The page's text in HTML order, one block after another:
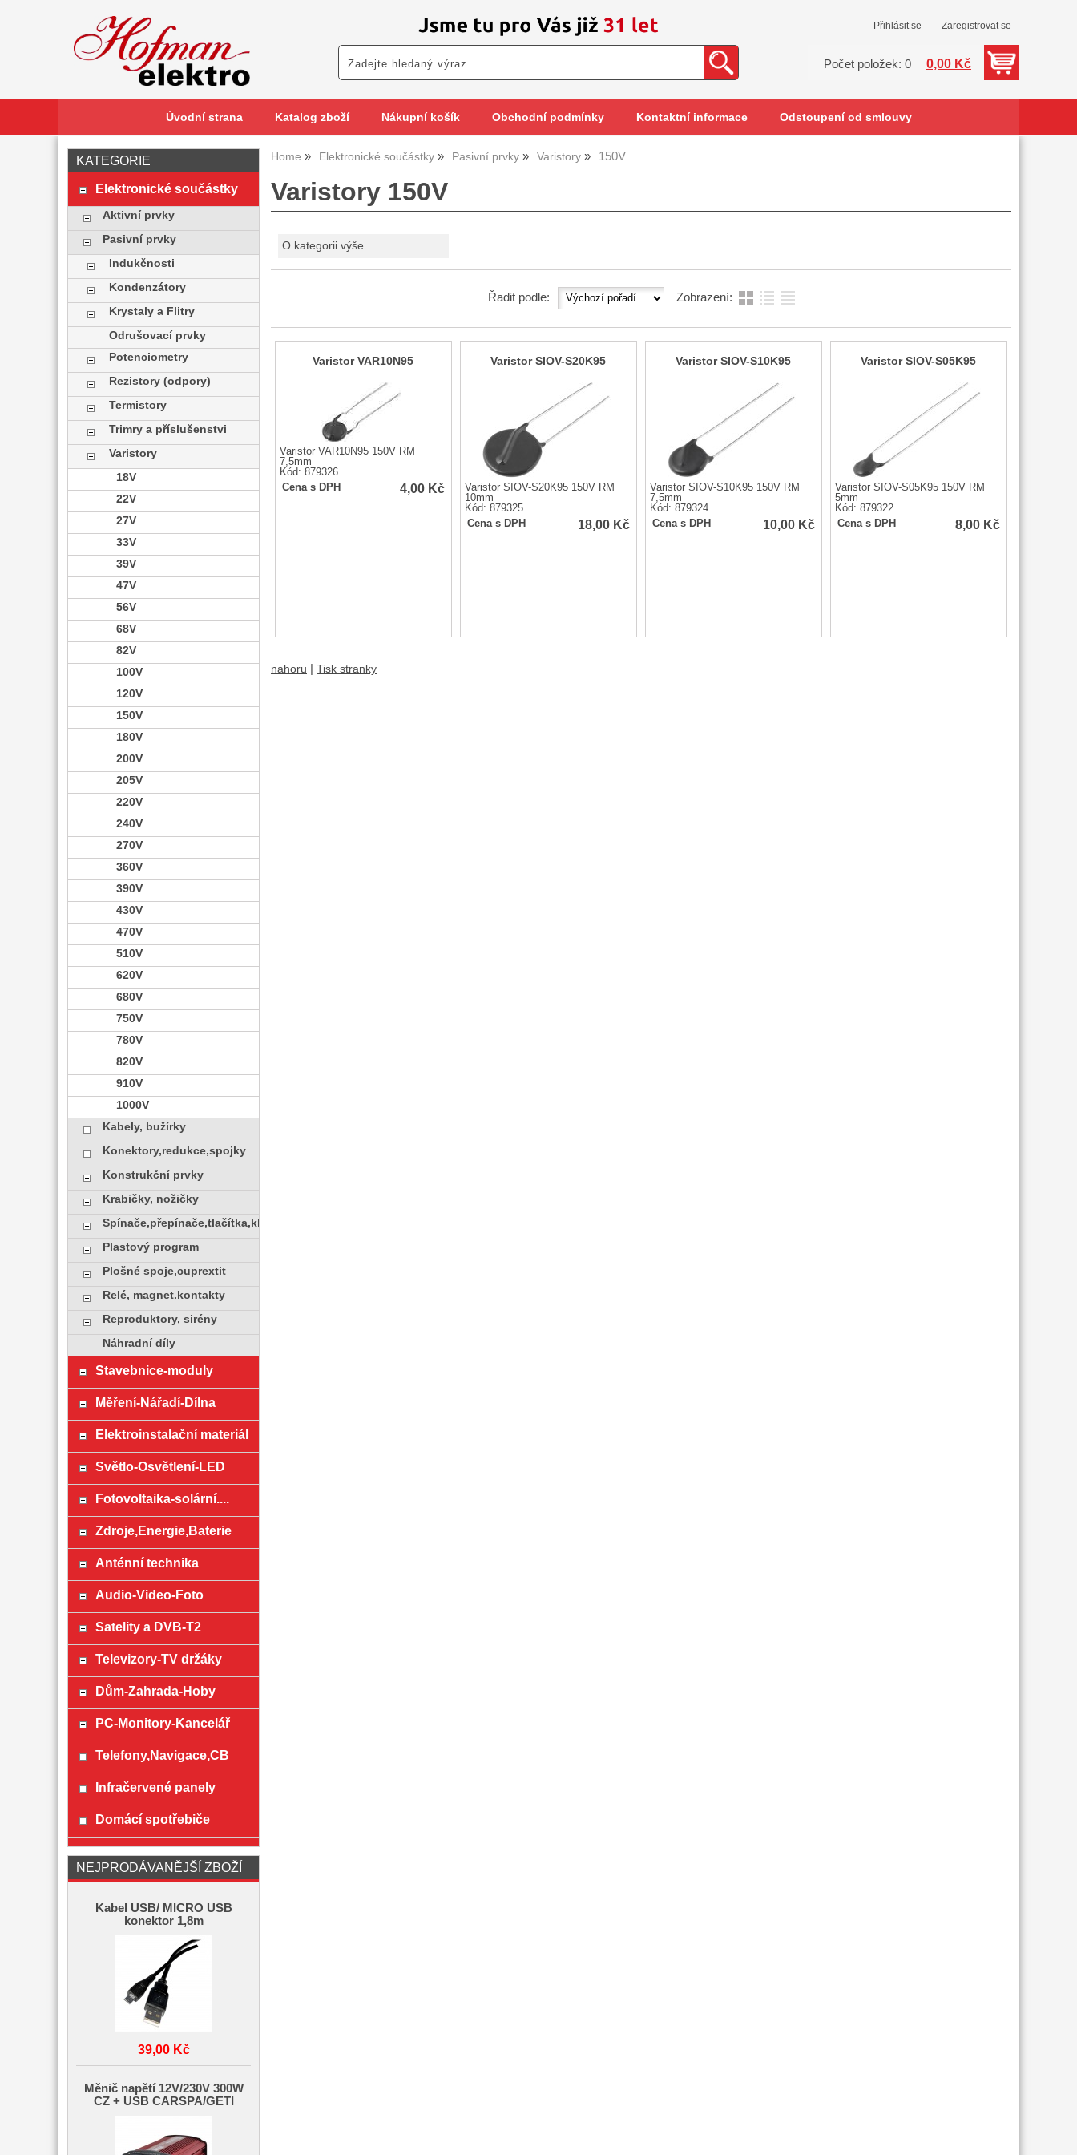
Přihlásit se Zaregistrovat se
Počet položek: 0 0,00 Kč
Úvodní strana Katalog zboží Nákupní košík Obchodní podmínky Kontaktní informace Odstoupení od smlouvy
Home Elektronické součástky Pasivní prvky Varistory 150V
Varistory 150V
O kategorii výše
Řadit podle: Zobrazení:
Varistor VAR10N95
Varistor VAR10N95 150V RM
7,5mm
Kód: 879326
Cena s DPH
4,00 Kč
Varistor SIOV-S20K95
Varistor SIOV-S20K95 150V RM
10mm
Kód: 879325
Cena s DPH
18,00 Kč
Varistor SIOV-S10K95
Varistor SIOV-S10K95 150V RM
7,5mm
Kód: 879324
Cena s DPH
10,00 Kč
Varistor SIOV-S05K95
Varistor SIOV-S05K95 150V RM
5mm
Kód: 879322
Cena s DPH
8,00 Kč
nahoru Tisk stranky
KATEGORIE
Elektronické součástky
Aktivní prvky
Pasivní prvky
Indukčnosti
Kondenzátory
Krystaly a Flitry
Odrušovací prvky
Potenciometry
Rezistory (odpory)
Termistory
Trimry a příslušenstvi
Varistory
18V
22V
27V
33V
39V
47V
56V
68V
82V
100V
120V
150V
180V
200V
205V
220V
240V
270V
360V
390V
430V
470V
510V
620V
680V
750V
780V
820V
910V
1000V
Kabely, bužírky
Konektory,redukce,spojky
Konstrukční prvky
Krabičky, nožičky
Spínače,přepínače,tlačítka,klávesy
Plastový program
Plošné spoje,cuprextit
Relé, magnet.kontakty
Reproduktory, sirény
Náhradní díly
Stavebnice-moduly
Měření-Nářadí-Dílna
Elektroinstalační materiál
Světlo-Osvětlení-LED
Fotovoltaika-solární....
Zdroje,Energie,Baterie
Anténní technika
Audio-Video-Foto
Satelity a DVB-T2
Televizory-TV držáky
Dům-Zahrada-Hoby
PC-Monitory-Kancelář
Telefony,Navigace,CB
Infračervené panely
Domácí spotřebiče
NEJPRODÁVANĚJŠÍ ZBOŽÍ
Kabel USB/ MICRO USB
konektor 1,8m
39,00 Kč
Měnič napětí 12V/230V 300W
CZ + USB CARSPA/GETI